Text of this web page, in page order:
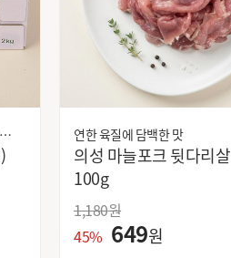
연한 육질에 담백한 맛
의성 마늘포크 뒷다리살 (국내산)
100g
1,180원
45% 649원